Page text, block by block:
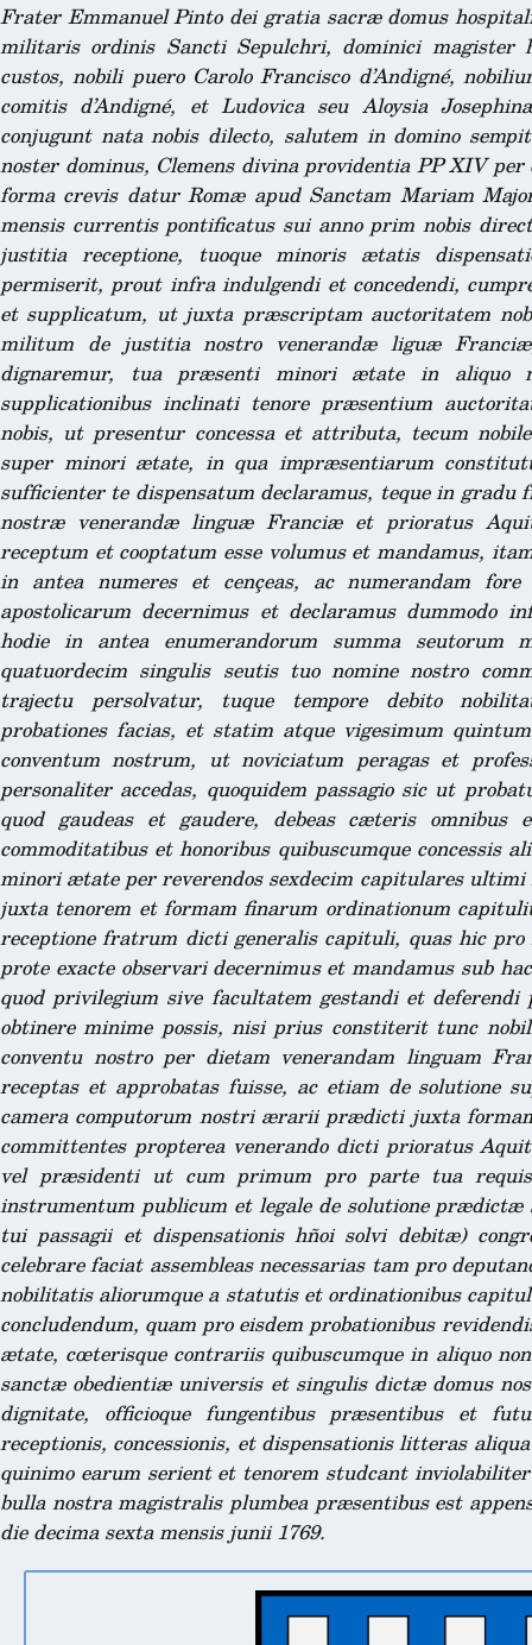
Frater Emmanuel Pinto dei gratia sacræ domus
militaris ordinis Sancti Sepulchri, dominici magister
custos, nobili puero Carolo Francisco d’Andigné,
comitis d’Andigné, et Ludovica seu Aloysia
conjugunt nata nobis dilecto, salutem in domino
noster dominus, Clemens divina providentia PP XIV
forma crevis datur Romæ apud Sanctam Mariam
mensis currentis pontificatus sui anno prim nobis
justitia receptione, tuoque minoris ætatis
permiserit, prout infra indulgendi et concedendi,
et supplicatum, ut juxta præscriptam auctoritatem
militum de justitia nostro venerandæ liguæ
dignaremur, tua præsenti minori ætate in aliquo
supplicationibus inclinati tenore præsentium
nobis, ut presentur concessa et attributa, tecum
super minori ætate, in qua impræsentiarum
sufficienter te dispensatum declaramus, teque in
nostræ venerandæ linguæ Franciæ et prioratus
receptum et cooptatum esse volumus et mandamus,
in antea numeres et cençeas, ac numerandam
apostolicarum decernimus et declaramus dummodo
hodie in antea enumerandorum summa
quatuordecim singulis seutis tuo nomine nostro
trajectu persolvatur, tuque tempore debito
probationes facias, et statim atque vigesimum
conventum nostrum, ut noviciatum peragas et
personaliter accedas, quoquidem passagio sic ut
quod gaudeas et gaudere, debeas cæteris
commoditatibus et honoribus quibuscumque concessis
minori ætate per reverendos sexdecim capitulares
juxta tenorem et formam finarum ordinationum
receptione fratrum dicti generalis capituli, quas hic
prote exacte observari decernimus et mandamus sub
quod privilegium sive facultatem gestandi et deferendi
obtinere minime possis, nisi prius constiterit tunc
conventu nostro per dietam venerandam linguam
receptas et approbatas fuisse, ac etiam de solutione
camera computorum nostri ærarii prædicti juxta
committentes propterea venerando dicti prioratus
vel præsidenti ut cum primum pro parte tua
instrumentum publicum et legale de solutione
tui passagii et dispensationis hñoi solvi debitæ)
celebrare faciat assembleas necessarias tam pro
nobilitatis aliorumque a statutis et ordinationibus
concludendum, quam pro eisdem probationibus
ætate, cœterisque contrariis quibuscumque in aliquo
sanctæ obedientiæ universis et singulis dictæ domus
dignitate, officioque fungentibus præsentibus et
receptionis, concessionis, et dispensationis litteras
quinimo earum serient et tenorem studcant
bulla nostra magistralis plumbea præsentibus est
die decima sexta mensis junii 1769.